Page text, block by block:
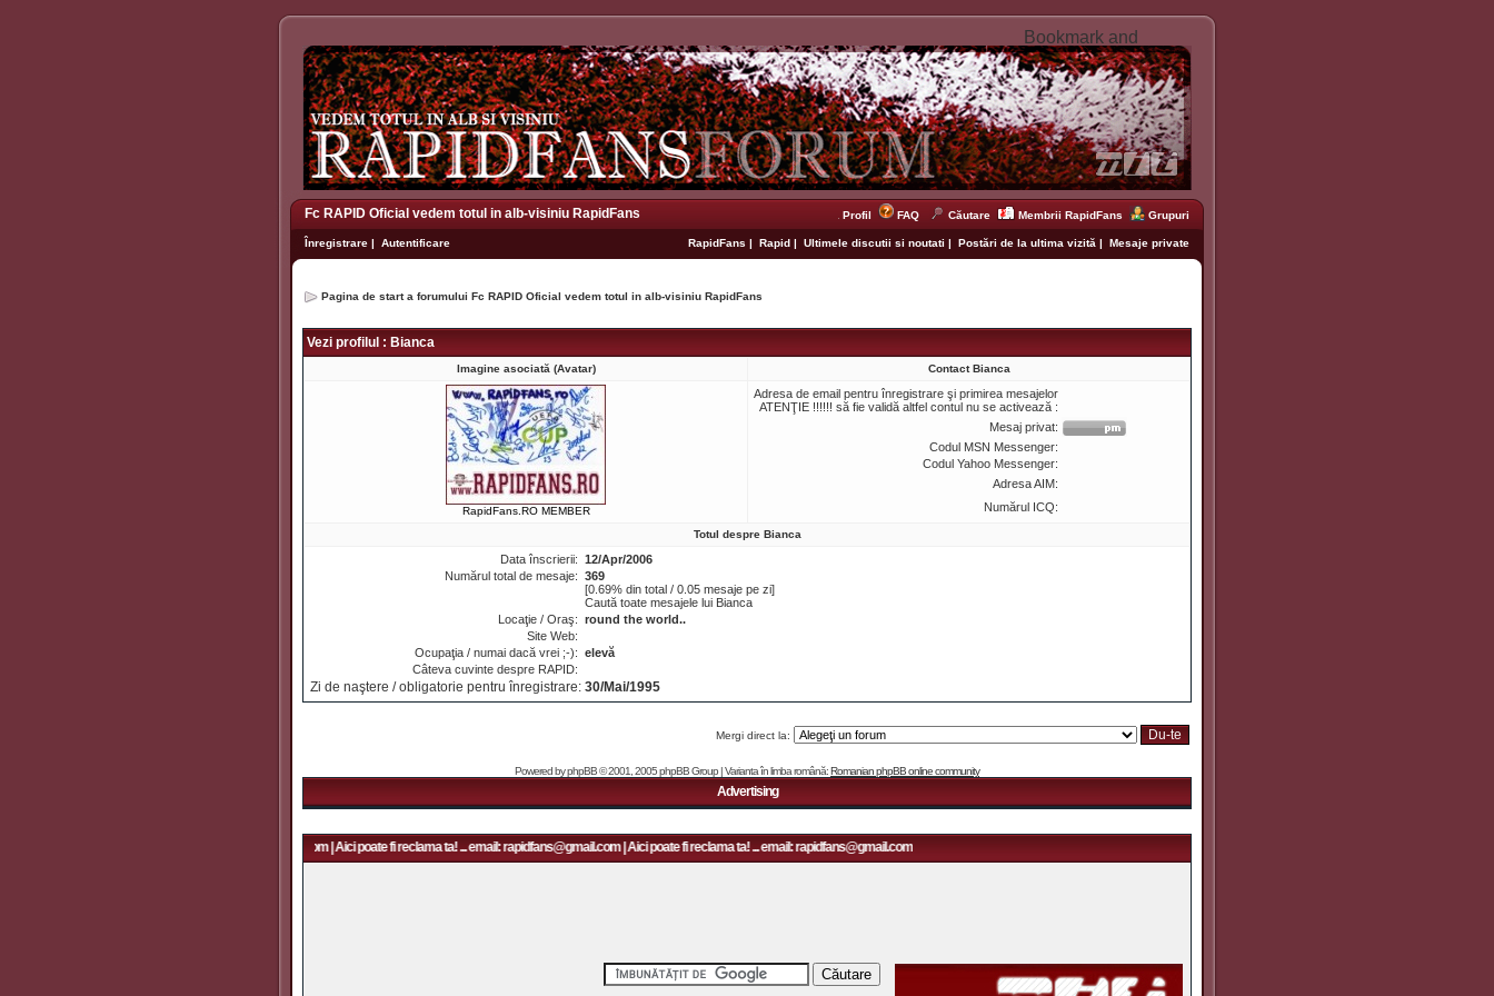
Fc RAPID Oficial vedem totul in alb-visiniu RapidFans Profil FAQ Căutare Membrii RapidFans Grupuri
Înregistrare | Autentificare RapidFans | Rapid | Ultimele discutii si noutati | Postări de la ultima vizită | Mesaje private
Pagina de start a forumului Fc RAPID Oficial vedem totul in alb-visiniu RapidFans
Vezi profilul : Bianca
Imagine asociată (Avatar) Contact Bianca
RapidFans.RO MEMBER
Adresa de email pentru înregistrare şi primirea mesajelor
ATENŢIE !!!!!! să fie validă altfel contul nu se activează :
Mesaj privat:
Codul MSN Messenger:
Codul Yahoo Messenger:
Adresa AIM:
Numărul ICQ:
Totul despre Bianca
Data înscrierii: 12/Apr/2006
Numărul total de mesaje: 369
[0.69% din total / 0.05 mesaje pe zi]
Caută toate mesajele lui Bianca
Locaţie / Oraş: round the world..
Site Web:
Ocupaţia / numai dacă vrei ;-): elevă
Câteva cuvinte despre RAPID:
Zi de naştere / obligatorie pentru înregistrare: 30/Mai/1995
Mergi direct la:
Powered byphpBB© 2001, 2005 phpBB Group | Varianta în limba română:Romanian phpBB online community
Advertising
Aici poate fi reclama ta! ... email: rapidfans@gmail.com | Aici poate fi reclama ta! ... email: rapidfans@gmail.com | Aici poate fi reclama ta! ... email: rapidfans@gmail.com